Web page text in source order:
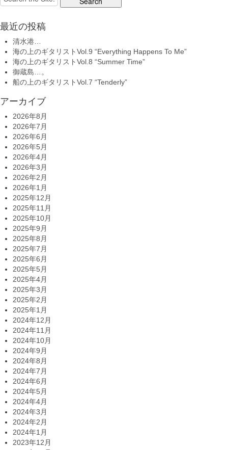
for:
最近の投稿
清水港…
海の上のギタリストVol.9 “Everything Happens To Me”
海の上のギタリストVol.8 “Summer Time”
御蔵島…。
船の上のギタリストVol.7 “Tenderly”
アーカイブ
2026年8月
2026年7月
2026年6月
2026年5月
2026年4月
2026年3月
2026年2月
2026年1月
2025年12月
2025年11月
2025年10月
2025年9月
2025年8月
2025年7月
2025年6月
2025年5月
2025年4月
2025年3月
2025年2月
2025年1月
2024年12月
2024年11月
2024年10月
2024年9月
2024年8月
2024年7月
2024年6月
2024年5月
2024年4月
2024年3月
2024年2月
2024年1月
2023年12月